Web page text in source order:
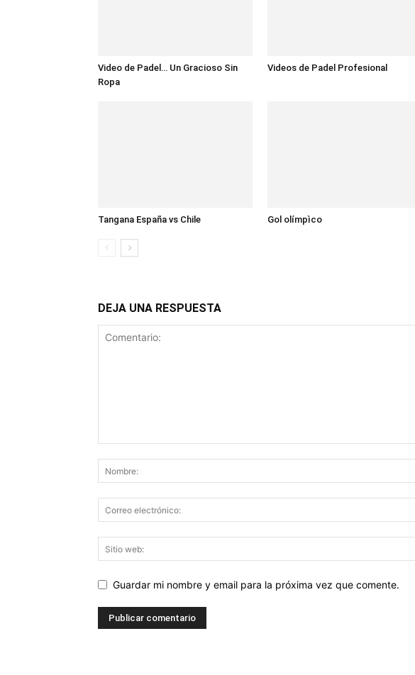
Video de Padel… Un Gracioso Sin
Ropa
Videos de Padel Profesional
Tangana España vs Chile Gol olímpìco
DEJA UNA RESPUESTA
Guardar mi nombre y email para la próxima vez que comente.